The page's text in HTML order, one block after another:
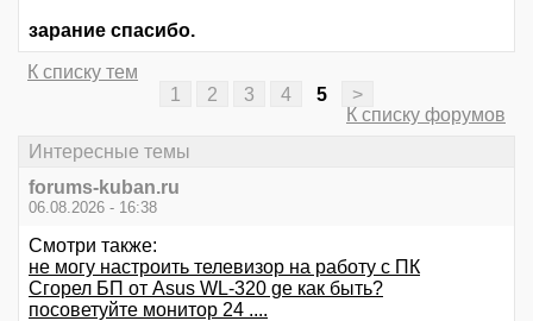
зарание спасибо.
К списку тем
1
2 3 4 5
>
К списку форумов
Интересные темы
forums-kuban.ru
06.08.2026 - 16:38
Смотри также:
не могу настроить телевизор на работу с ПК
Сгорел БП от Asus WL-320 ge как быть?
посоветуйте монитор 24 ....